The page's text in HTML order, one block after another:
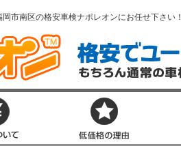
市南区の格安車検ナポレオンにお任せ下さい！